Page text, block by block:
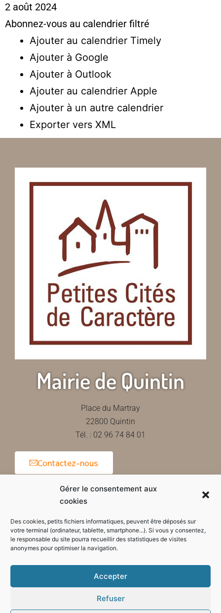
Gérer le consentement aux
cookies
Des cookies, petits fichiers informatiques, peuvent être déposés sur
votre terminal (ordinateur, tablette, smartphone...). Si vous y consentez,
le responsable du site pourra recueillir des statistiques de visites
anonymes pour optimiser la navigation.
Accepter
Refuser
2 août 2024
Abonnez-vous au calendrier filtré
Ajouter au calendrier Timely
Ajouter à Google
Ajouter à Outlook
Ajouter au calendrier Apple
Ajouter à un autre calendrier
Exporter vers XML
Mairie de Quintin
Place du Martray
22800 Quintin
Tél. : 02 96 74 84 01
Contactez-nous
Horaires d'ouverture de la mairie